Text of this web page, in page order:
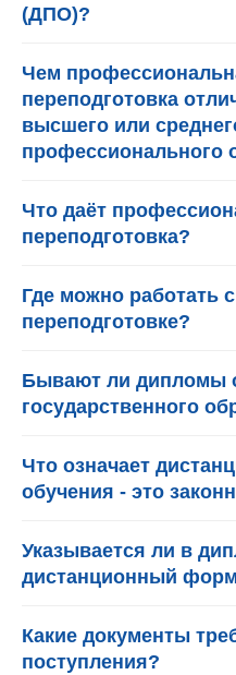
(ДПО)?
Чем
переподготовка
высшего или
профессионального
Что даёт
переподготовка?
Где можно работать
переподготовке?
Бывают ли дипломы
государственного
Что означает
обучения - это
Указывается ли в
дистанционный
Какие документы
поступления?